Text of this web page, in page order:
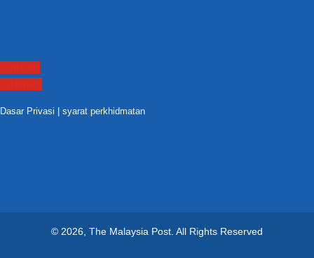
Dasar Privasi syarat perkhidmatan
© 2026, The Malaysia Post. All Rights Reserved